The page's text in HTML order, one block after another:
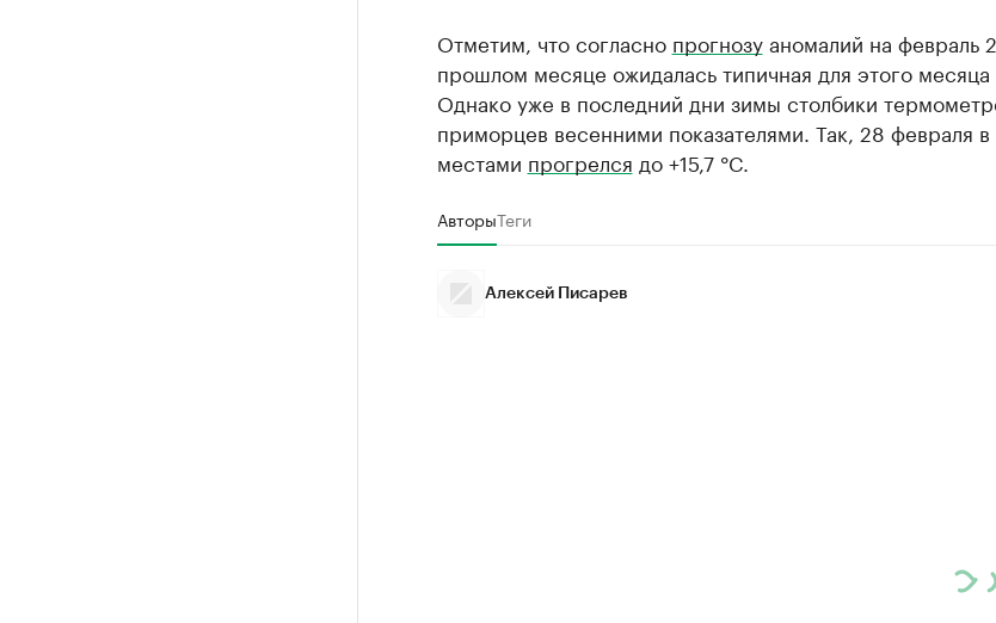
Отметим, что согласно прогнозуаномалий на февраль
прошлом месяце ожидалась типичная для этого месяца
Однако уже в последний дни зимы столбики
приморцев весенними показателями. Так, 28 февраля в
местами прогрелся до +15,7 °C.
АвторыТеги
Алексей Писарев